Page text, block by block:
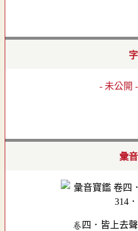
- 未公開 -
彙
卷四．皆上去